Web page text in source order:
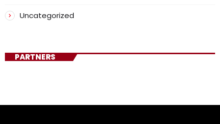
Uncategorized
PARTNERS